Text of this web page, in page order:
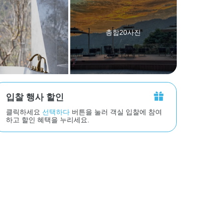
총합20사진
입찰 행사 할인
클릭하세요 선택하다 버튼을 눌러 객실 입찰에 참여
하고 할인 혜택을 누리세요.